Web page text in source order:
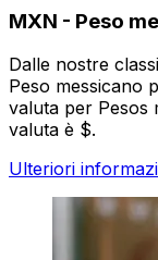
MXN - Peso
Dalle nostre
Peso messicano
valuta per Pesos
valuta è $.
Ulteriori